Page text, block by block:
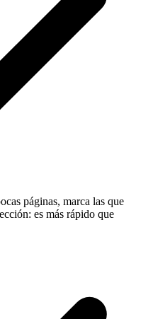
páginas, marca las que
es más rápido que